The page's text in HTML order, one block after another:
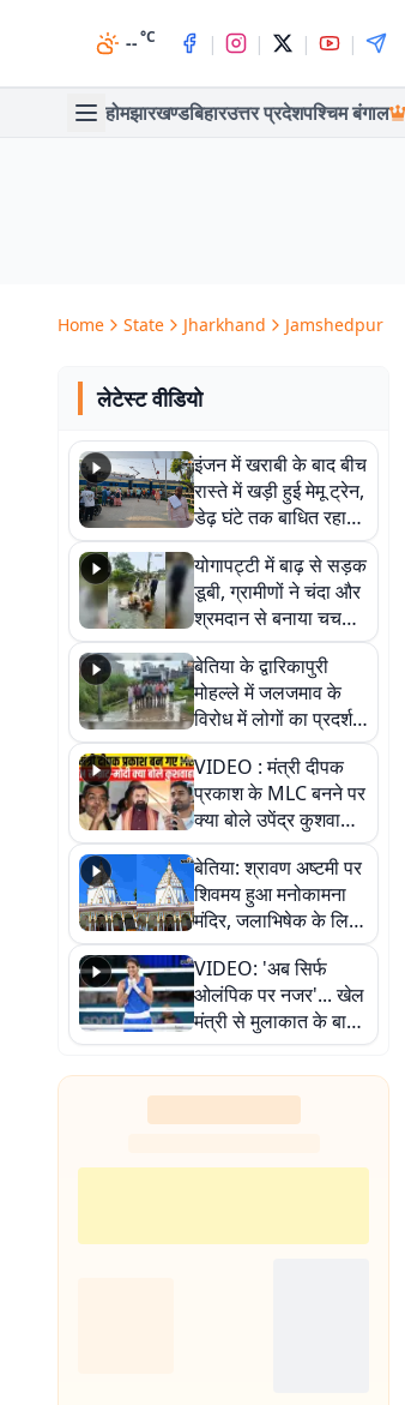
--°C | | | |
होमझारखण्डबिहारउत्तर प्रदेशपश्चिम बंगाल
Home State Jharkhand Jamshedpur
लेटेस्ट वीडियो
इंजन में खराबी के बाद बीच
रास्ते में खड़ी हुई मेमू ट्रेन,
डेढ़ घंटे तक बाधित रहा
आवागमन
योगापट्टी में बाढ़ से सड़क
डूबी, ग्रामीणों ने चंदा और
श्रमदान से बनाया चचरी
पुल
बेतिया के द्वारिकापुरी
मोहल्ले में जलजमाव के
विरोध में लोगों का प्रदर्शन,
स्थायी समाधान की मांग
VIDEO : मंत्री दीपक
प्रकाश के MLC बनने पर
क्या बोले उपेंद्र कुशवाहा,
सुनिए
बेतिया: श्रावण अष्टमी पर
शिवमय हुआ मनोकामना
मंदिर, जलाभिषेक के लिए
लगी लंबी कतारें
VIDEO: 'अब सिर्फ
ओलंपिक पर नजर'... खेल
मंत्री से मुलाकात के बाद
जैसमीन लंबोरिया का बड़ा
बयान